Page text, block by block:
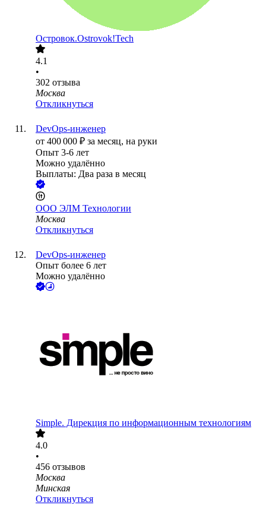
Островок.Ostrovok!Tech
4.1
•
302 отзыва
Москва
Откликнуться
DevOps-инженер
от 400 000 ₽ за месяц, на руки
Опыт 3-6 лет
Можно удалённо
Выплаты: Два раза в месяц
ООО ЭЛМ Технологии
Москва
Откликнуться
DevOps-инженер
Опыт более 6 лет
Можно удалённо
Simple. Дирекция по информационным технологиям
4.0
•
456 отзывов
Москва
Минская
Откликнуться